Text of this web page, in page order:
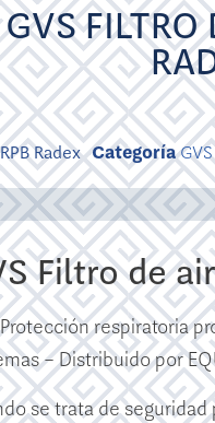
GVS FILTRO
RPB Radex CategoríaGVS
Filtro de
Protección respiratoria
– Distribuido por
se trata de